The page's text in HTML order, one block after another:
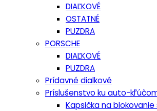
DIAĽKOVÉ
OSTATNÉ
PUZDRA
PORSCHE
DIAĽKOVÉ
PUZDRA
Prídavné dialkové
Príslušenstvo ku auto-
Kapsička na blokovanie